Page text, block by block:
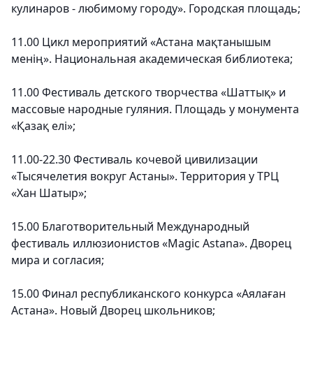
кулинаров - любимому городу». Городская площадь;
11.00 Цикл мероприятий «Астана мақтанышым
менің». Национальная академическая библиотека;
11.00 Фестиваль детского творчества «Шаттық» и
массовые народные гуляния. Площадь у монумента
«Қазақ елі»;
11.00-22.30 Фестиваль кочевой цивилизации
«Тысячелетия вокруг Астаны». Территория у ТРЦ
«Хан Шатыр»;
15.00 Благотворительный Международный
фестиваль иллюзионистов «Magic Astana». Дворец
мира и согласия;
15.00 Финал республиканского конкурса «Аялаған
Астана». Новый Дворец школьников;